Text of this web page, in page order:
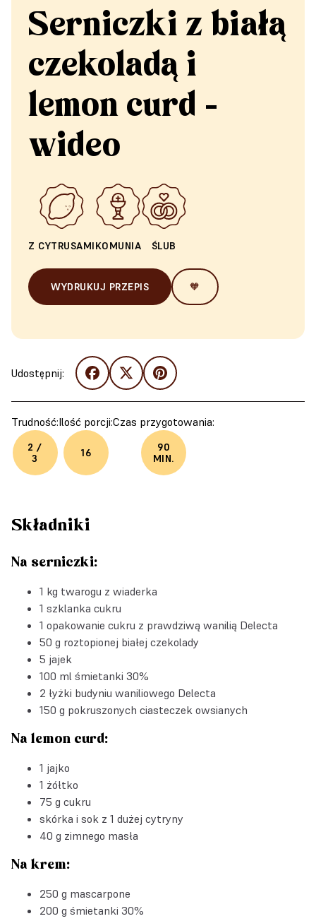
Serniczki z białą
czekoladą i
lemon curd -
wideo
Z CYTRUSAMIKOMUNIA ŚLUB
WYDRUKUJ PRZEPIS 🧡
Udostępnij:
Trudność:
2 /
3
Ilość porcji:
16
Czas przygotowania:
90
MIN.
Składniki
Na serniczki:
1 kg twarogu z wiaderka
1 szklanka cukru
1 opakowanie cukru z prawdziwą wanilią Delecta
50 g roztopionej białej czekolady
5 jajek
100 ml śmietanki 30%
2 łyżki budyniu waniliowego Delecta
150 g pokruszonych ciasteczek owsianych
Na lemon curd:
1 jajko
1 żółtko
75 g cukru
skórka i sok z 1 dużej cytryny
40 g zimnego masła
Na krem:
250 g mascarpone
200 g śmietanki 30%